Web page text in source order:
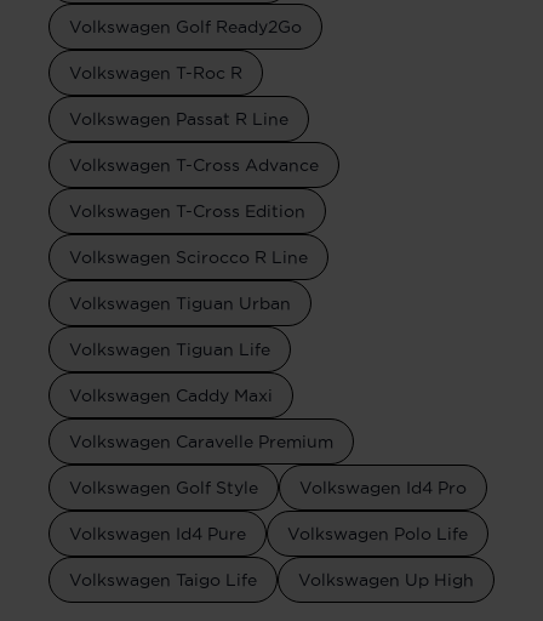
Volkswagen Golf Ready2Go
Volkswagen T-Roc R
Volkswagen Passat R Line
Volkswagen T-Cross Advance
Volkswagen T-Cross Edition
Volkswagen Scirocco R Line
Volkswagen Tiguan Urban
Volkswagen Tiguan Life
Volkswagen Caddy Maxi
Volkswagen Caravelle Premium
Volkswagen Golf Style Volkswagen Id4 Pro
Volkswagen Id4 Pure Volkswagen Polo Life
Volkswagen Taigo Life Volkswagen Up High